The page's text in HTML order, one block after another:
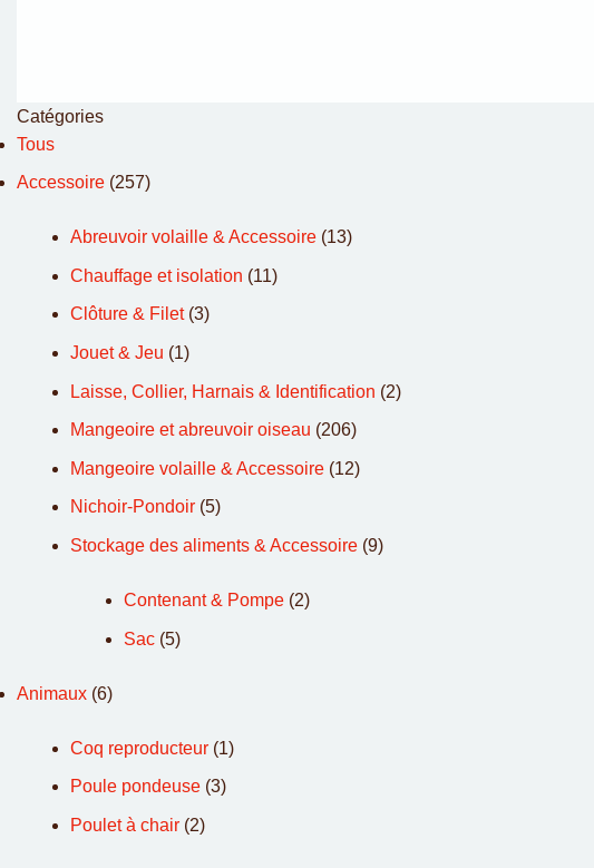
Catégories
Tous
Accessoire (257)
Abreuvoir volaille & Accessoire (13)
Chauffage et isolation (11)
Clôture & Filet (3)
Jouet & Jeu (1)
Laisse, Collier, Harnais & Identification (2)
Mangeoire et abreuvoir oiseau (206)
Mangeoire volaille & Accessoire (12)
Nichoir-Pondoir (5)
Stockage des aliments & Accessoire (9)
Contenant & Pompe (2)
Sac (5)
Animaux (6)
Coq reproducteur (1)
Poule pondeuse (3)
Poulet à chair (2)